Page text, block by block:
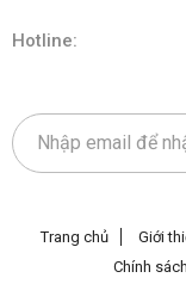
Hotline:
Trang chủ Giới
Chính